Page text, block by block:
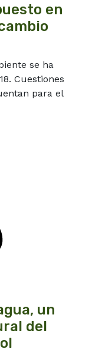
en
se ha
Cuestiones
para el
un
del